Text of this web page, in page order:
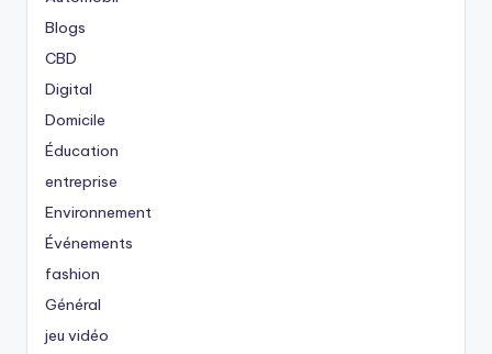
Blogs
CBD
Digital
Domicile
Éducation
entreprise
Environnement
Événements
fashion
Général
jeu vidéo